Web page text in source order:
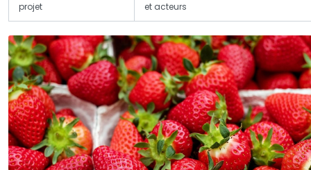
projet
et acteurs